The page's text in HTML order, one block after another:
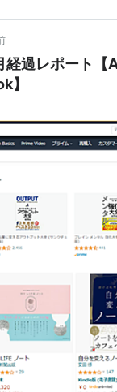
経過レポート
】